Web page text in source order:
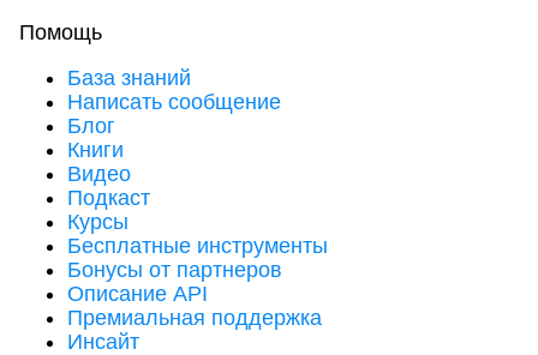
Помощь
База знаний
Написать сообщение
Блог
Книги
Видео
Подкаст
Курсы
Бесплатные инструменты
Бонусы от партнеров
Описание API
Премиальная поддержка
Инсайт